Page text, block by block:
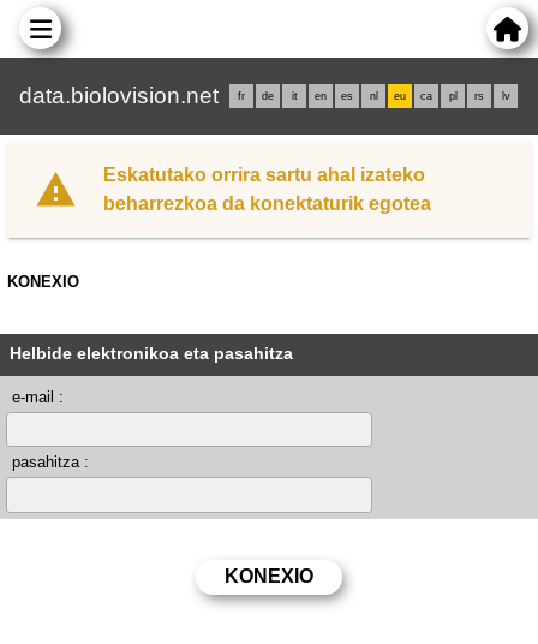
data.biolovision.net fr de it en es nl eu ca pl rs lv
Eskatutako orrira sartu ahal izateko
beharrezkoa da konektaturik egotea
KONEXIO
Helbide elektronikoa eta pasahitza
e-mail :
pasahitza :